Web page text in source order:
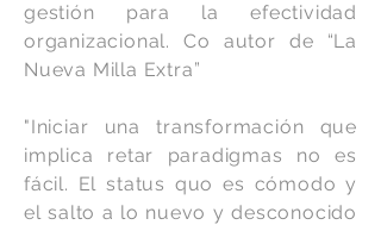
gestión para la efectividad
organizacional. Co autor de “La
Nueva Milla Extra”
"Iniciar una transformación que
implica retar paradigmas no es
fácil. El status quo es cómodo y
el salto a lo nuevo y desconocido